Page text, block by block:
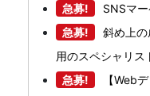
急募!
SNSマ
急募!
斜め上
用のスペシャリス
急募!
【Web